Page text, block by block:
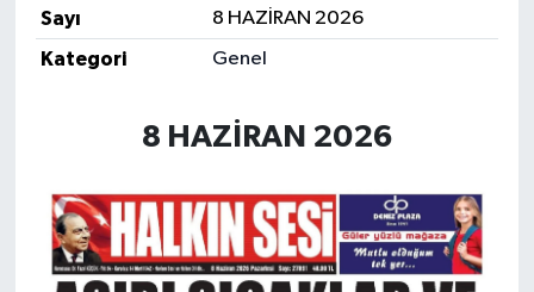
Sayı
8 HAZİRAN 2026
Kategori
Genel
8 HAZİRAN 2026